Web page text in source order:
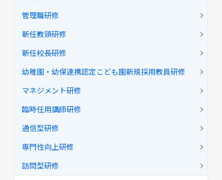
管理職研修
新任教頭研修
新任校長研修
幼稚園・幼保連携認定こども園新規採用教員研修
マネジメント研修
臨時任用講師研修
通信型研修
専門性向上研修
訪問型研修